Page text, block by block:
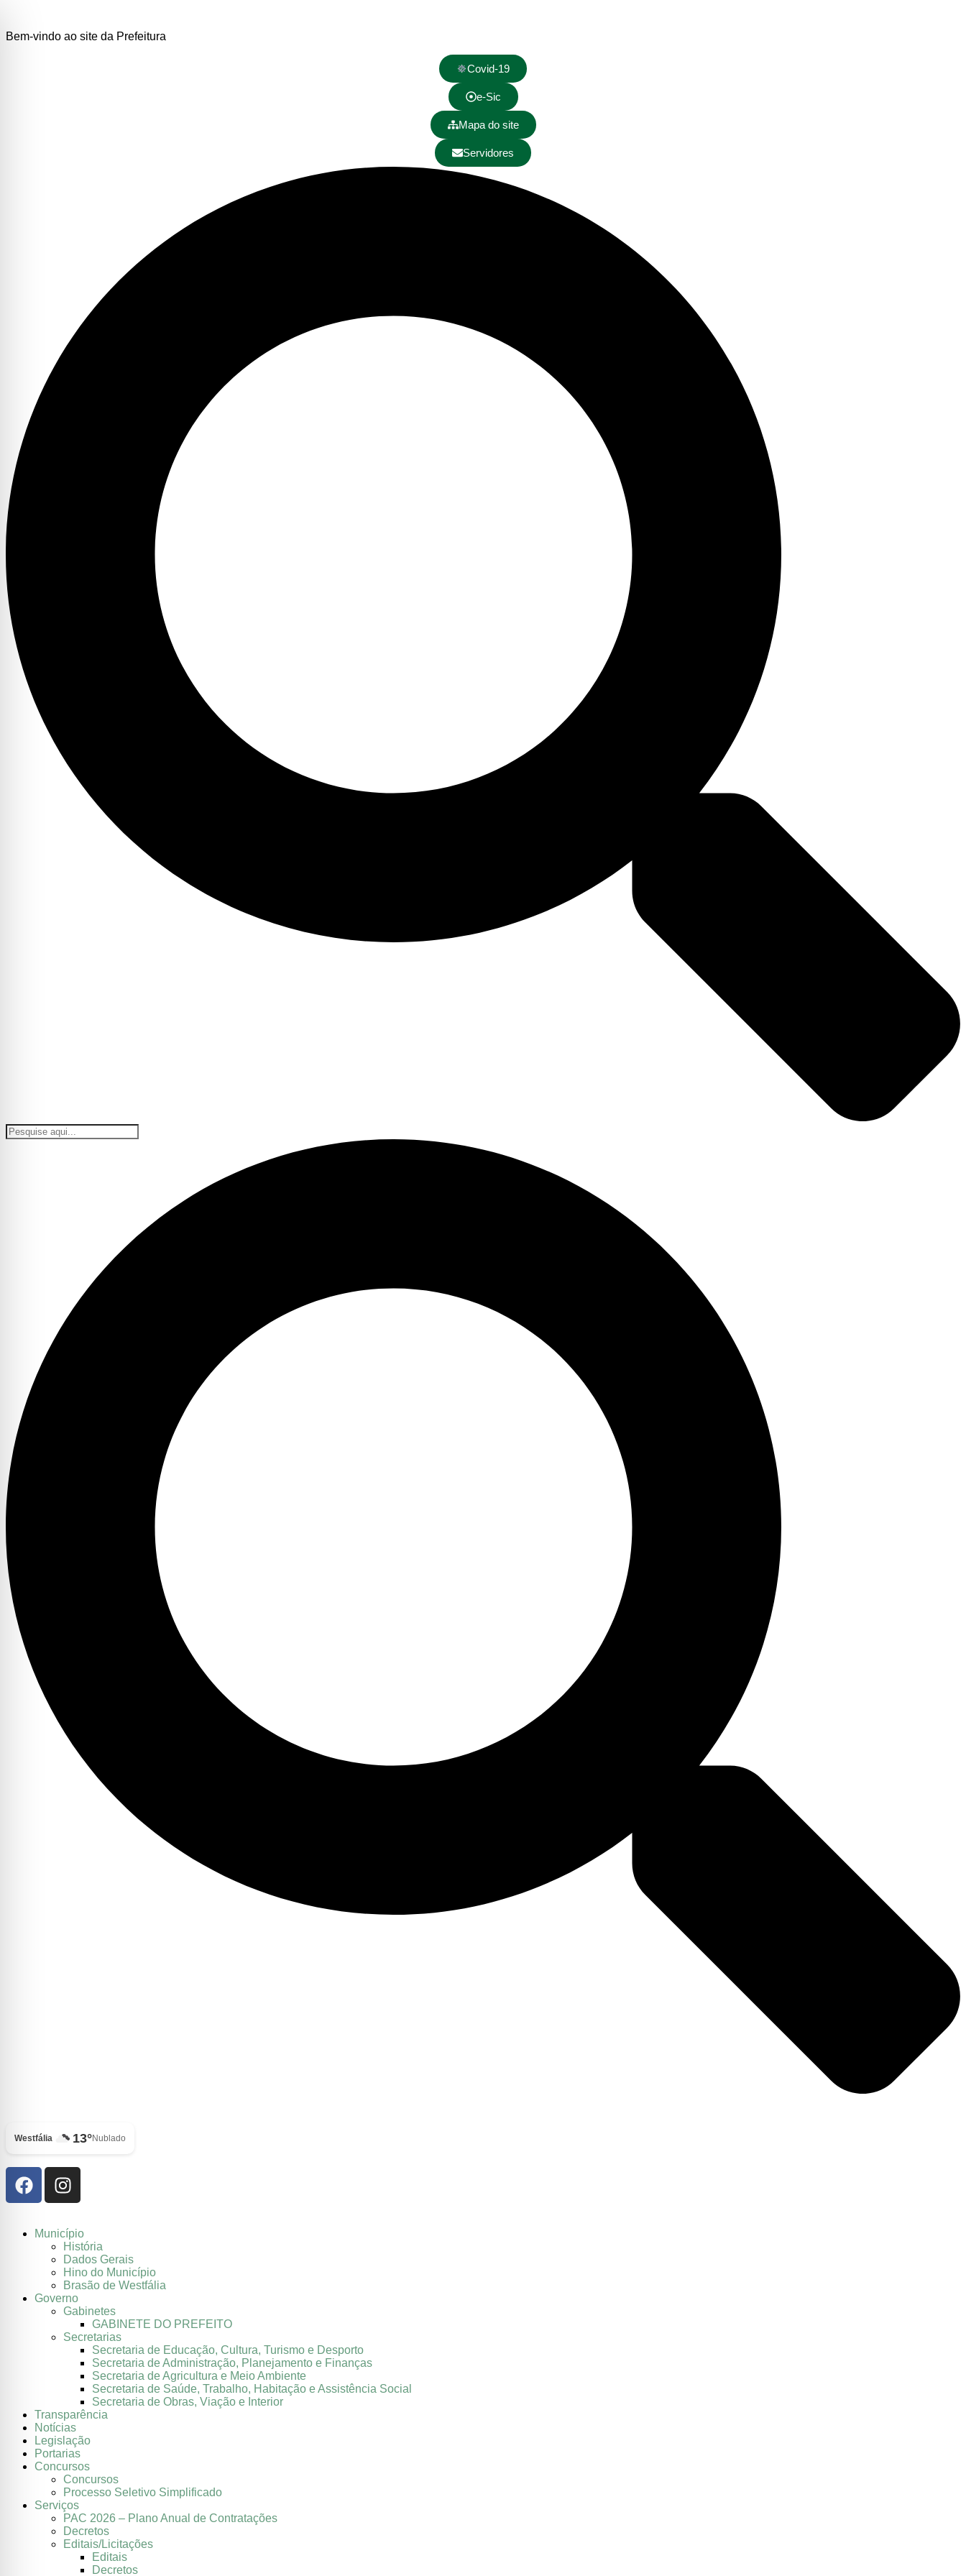
Bem-vindo ao site da Prefeitura
Covid-19
e-Sic
Mapa do site
Servidores
Westfália 13°Nublado
Município
História
Dados Gerais
Hino do Município
Brasão de Westfália
Governo
Gabinetes
GABINETE DO PREFEITO
Secretarias
Secretaria de Educação, Cultura, Turismo e Desporto
Secretaria de Administração, Planejamento e Finanças
Secretaria de Agricultura e Meio Ambiente
Secretaria de Saúde, Trabalho, Habitação e Assistência Social
Secretaria de Obras, Viação e Interior
Transparência
Notícias
Legislação
Portarias
Concursos
Concursos
Processo Seletivo Simplificado
Serviços
PAC 2026 – Plano Anual de Contratações
Decretos
Editais/Licitações
Editais
Decretos